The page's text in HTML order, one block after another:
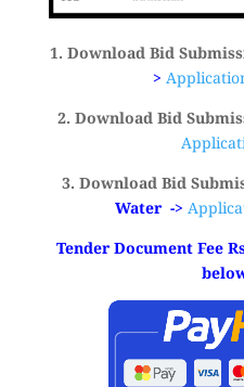
1. Download Bid
>
2. Download Bid
3. Download Bid
Water ->
Tender Document Fee